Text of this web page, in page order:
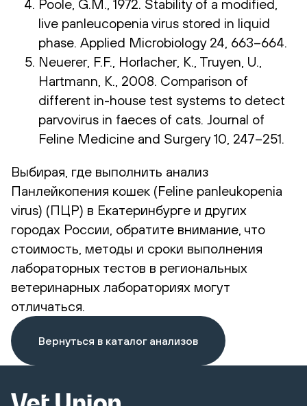
Poole, G.M., 1972. Stability of a modified,
live panleucopenia virus stored in liquid
phase. Applied Microbiology 24, 663–664.
Neuerer, F.F., Horlacher, K., Truyen, U.,
Hartmann, K., 2008. Comparison of
different in-house test systems to detect
parvovirus in faeces of cats. Journal of
Feline Medicine and Surgery 10, 247–251.
Выбирая, где выполнить анализ
Панлейкопения кошек (Feline panleukopenia
virus) (ПЦР) в Екатеринбурге и других
городах России, обратите внимание, что
стоимость, методы и сроки выполнения
лабораторных тестов в региональных
ветеринарных лабораториях могут
отличаться.
Вернуться в каталог анализов